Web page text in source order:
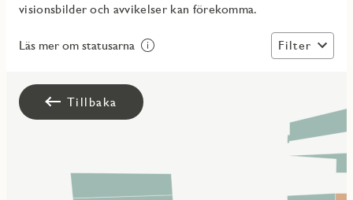
visionsbilder och avvikelser kan förekomma.
Läs mer om statusarna Filter
Tillbaka